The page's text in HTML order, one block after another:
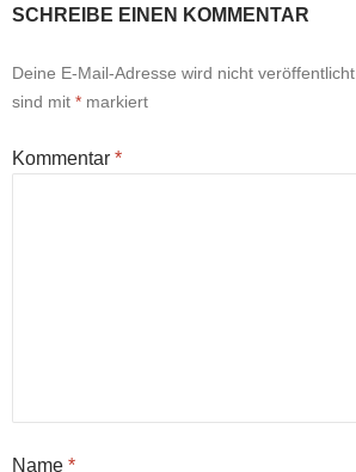
SCHREIBE EINEN KOMMENTAR
Deine E-Mail-Adresse wird nicht veröffentlicht.
sind mit * markiert
Kommentar *
Name *